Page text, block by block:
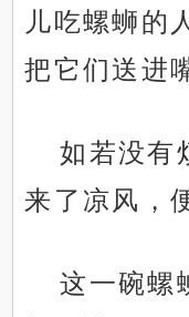
儿吃螺蛳的
把它们送进
如若没有
来了凉风，
这一碗螺